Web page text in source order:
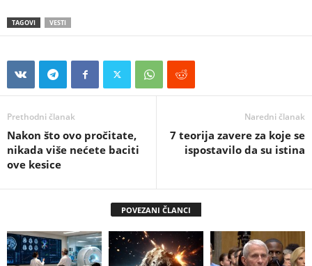
TAGOVI VESTI
Prethodni članak
Nakon što ovo pročitate,
nikada više nećete baciti
ove kesice
Naredni članak
7 teorija zavere za koje se
ispostavilo da su istina
POVEZANI ČLANCI